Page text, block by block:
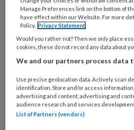
is
je
e-
mailadres?
* *
Kies
je
je
functie *
Bij
Manage Preferences link on the bottom of
have effect within our Website. For more
Policy. Privacy Statement
Would you rather not? Then we only place
cookies, these do not record any data about
We and our partners process data
Use precise geolocation data. Actively scan
identification. Store and/or access
advertising and content, advertising and
audience research and services
List of Partners (vendors)